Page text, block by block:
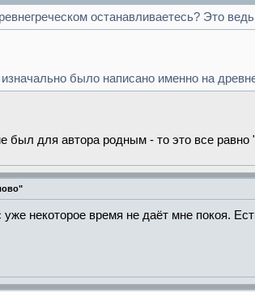
останавливаетесь? Это
было написано именно на
был для автора родным - то это все равно
уже некоторое время не даёт мне покоя.